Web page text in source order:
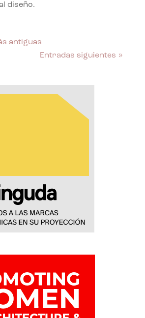
diseño.
antiguas
Entradas siguientes »